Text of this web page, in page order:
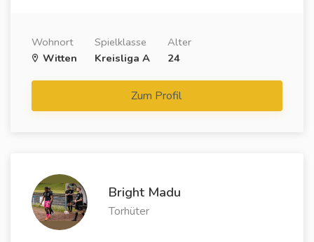
Wohnort
Witten
Spielklasse
Kreisliga A
Alter
24
Zum Profil
Bright Madu
Torhüter